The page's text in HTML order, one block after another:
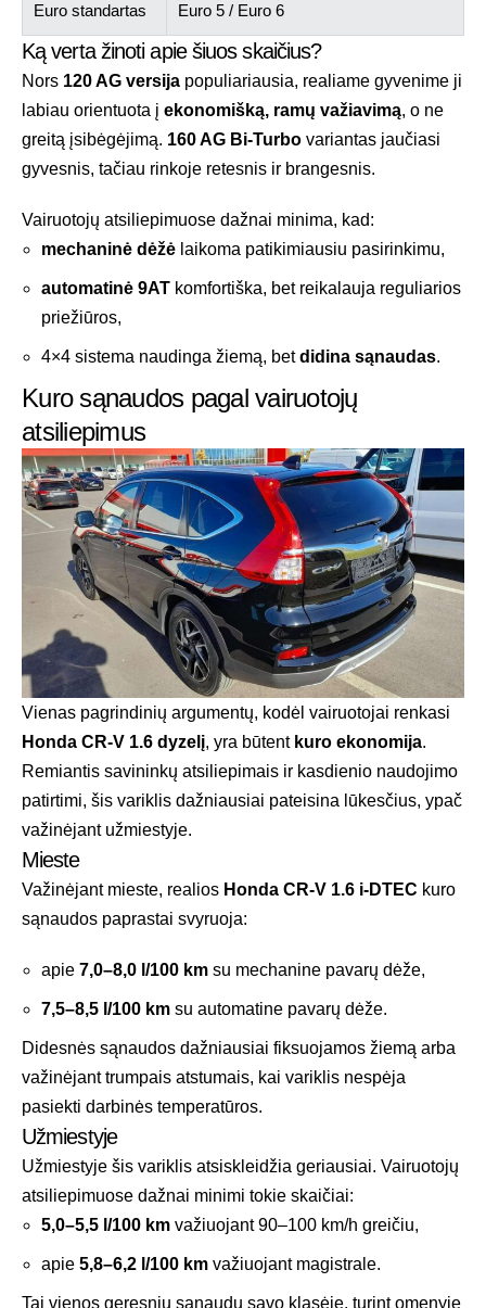
Euro standartas Euro 5 / Euro 6
Ką verta žinoti apie šiuos skaičius?
Nors 120 AG versija populiariausia, realiame gyvenime ji
labiau orientuota į ekonomišką, ramų važiavimą, o ne
greitą įsibėgėjimą. 160 AG Bi-Turbo variantas jaučiasi
gyvesnis, tačiau rinkoje retesnis ir brangesnis.
Vairuotojų atsiliepimuose dažnai minima, kad:
mechaninė dėžė laikoma patikimiausiu pasirinkimu,
automatinė 9AT komfortiška, bet reikalauja reguliarios
priežiūros,
4×4 sistema naudinga žiemą, betdidina sąnaudas.
Kuro sąnaudos pagal vairuotojų
atsiliepimus
Vienas pagrindinių argumentų, kodėl vairuotojai renkasi
Honda CR-V 1.6 dyzelį, yra būtent kuro ekonomija.
Remiantis savininkų atsiliepimais ir kasdienio naudojimo
patirtimi, šis variklis dažniausiai pateisina lūkesčius, ypač
važinėjant užmiestyje.
Mieste
Važinėjant mieste, realios Honda CR-V 1.6 i-DTEC kuro
sąnaudos paprastai svyruoja:
apie 7,0–8,0 l/100 km su mechanine pavarų dėže,
7,5–8,5 l/100 km su automatine pavarų dėže.
Didesnės sąnaudos dažniausiai fiksuojamos žiemą arba
važinėjant trumpais atstumais, kai variklis nespėja
pasiekti darbinės temperatūros.
Užmiestyje
Užmiestyje šis variklis atsiskleidžia geriausiai. Vairuotojų
atsiliepimuose dažnai minimi tokie skaičiai:
5,0–5,5 l/100 km važiuojant 90–100 km/h greičiu,
apie 5,8–6,2 l/100 km važiuojant magistrale.
Tai vienos geresnių sąnaudų savo klasėje, turint omenyje